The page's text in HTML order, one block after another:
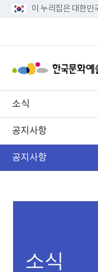
이 누리집은 대한민
소식
공지사항
공지사항
소식